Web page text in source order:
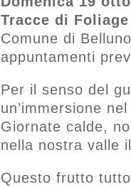
Tracce di Foliage
Comune di
appuntamenti
Per il senso del
un’immersione nel
Giornate calde,
nella nostra valle
Questo frutto